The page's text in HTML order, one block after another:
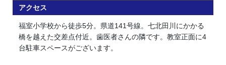
アクセス
福室小学校から徒歩5分。県道141号線。七北田川にかかる
橋を越えた交差点付近。歯医者さんの隣です。教室正面に4
台駐車スペースがございます。